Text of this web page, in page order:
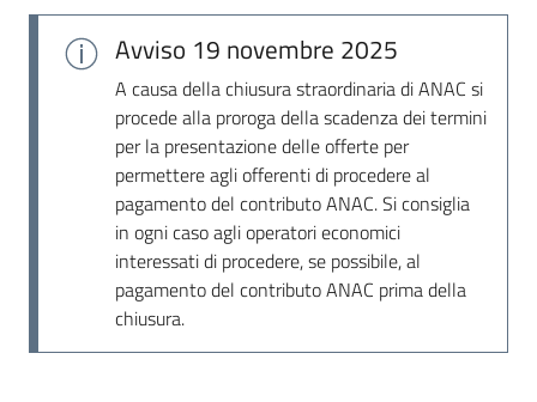
Avviso 19 novembre 2025
A causa della chiusura straordinaria di ANAC si
procede alla proroga della scadenza dei termini
per la presentazione delle offerte per
permettere agli offerenti di procedere al
pagamento del contributo ANAC. Si consiglia
in ogni caso agli operatori economici
interessati di procedere, se possibile, al
pagamento del contributo ANAC prima della
chiusura.